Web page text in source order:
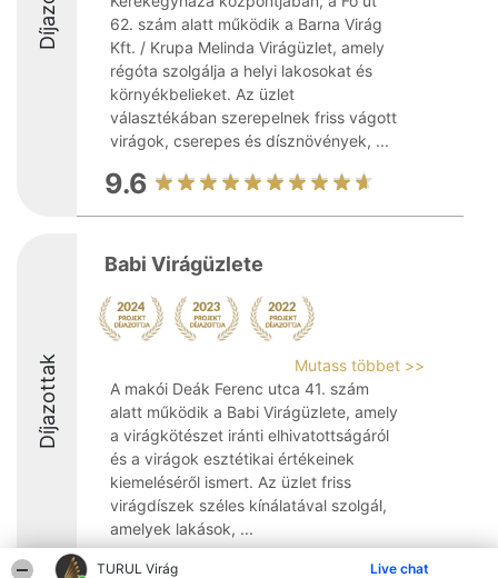
TURUL Virág Live chat
62. szám alatt működik a Barna Virág
Kft. / Krupa Melinda Virágüzlet, amely
régóta szolgálja a helyi lakosokat és
környékbelieket. Az üzlet
választékában szerepelnek friss vágott
virágok, cserepes és dísznövények, ...
9.6
Díjazottak
Babi Virágüzlete
Mutass többet >>
A makói Deák Ferenc utca 41. szám
alatt működik a Babi Virágüzlete, amely
a virágkötészet iránti elhivatottságáról
és a virágok esztétikai értékeinek
kiemeléséről ismert. Az üzlet friss
virágdíszek széles kínálatával szolgál,
amelyek lakások, ...